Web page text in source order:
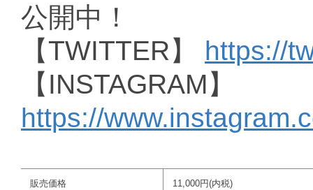
公開中！
【TWITTER】 https://
【INSTAGRAM】
https://
販売価格 11,000円(内税)